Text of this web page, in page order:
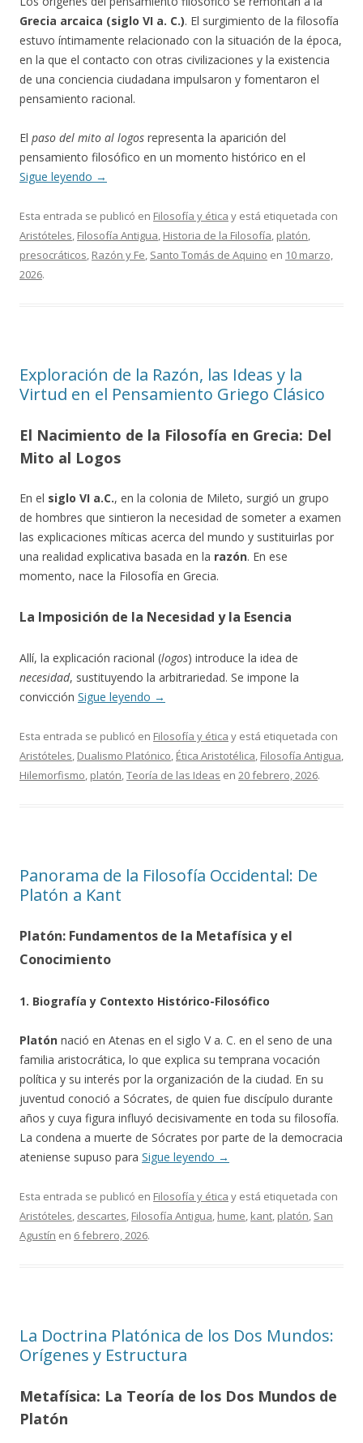
Grecia arcaica (siglo VI a. C.). El surgimiento de la filosofía
estuvo íntimamente relacionado con la situación de la época,
en la que el contacto con otras civilizaciones y la existencia
de una conciencia ciudadana impulsaron y fomentaron el
pensamiento racional.
El paso del mito al logos representa la aparición del
pensamiento filosófico en un momento histórico en el
Sigue leyendo →
Esta entrada se publicó en Filosofía y ética y está etiquetada con
Aristóteles, Filosofía Antigua, Historia de la Filosofía, platón,
presocráticos, Razón y Fe, Santo Tomás de Aquino en 10 marzo,
2026.
Exploración de la Razón, las Ideas y la
Virtud en el Pensamiento Griego Clásico
El Nacimiento de la Filosofía en Grecia: Del
Mito al Logos
En el siglo VI a.C., en la colonia de Mileto, surgió un grupo
de hombres que sintieron la necesidad de someter a examen
las explicaciones míticas acerca del mundo y sustituirlas por
una realidad explicativa basada en la razón. En ese
momento, nace la Filosofía en Grecia.
La Imposición de la Necesidad y la Esencia
Allí, la explicación racional (logos) introduce la idea de
necesidad, sustituyendo la arbitrariedad. Se impone la
convicción Sigue leyendo →
Esta entrada se publicó en Filosofía y ética y está etiquetada con
Aristóteles, Dualismo Platónico, Ética Aristotélica, Filosofía Antigua,
Hilemorfismo, platón,Teoría de las Ideas en 20 febrero, 2026.
Panorama de la Filosofía Occidental: De
Platón a Kant
Platón: Fundamentos de la Metafísica y el
Conocimiento
1. Biografía y Contexto Histórico-Filosófico
Platón nació en Atenas en el siglo V a. C. en el seno de una
familia aristocrática, lo que explica su temprana vocación
política y su interés por la organización de la ciudad. En su
juventud conoció a Sócrates, de quien fue discípulo durante
años y cuya figura influyó decisivamente en toda su filosofía.
La condena a muerte de Sócrates por parte de la democracia
ateniense supuso para Sigue leyendo →
Esta entrada se publicó en Filosofía y ética y está etiquetada con
Aristóteles, descartes, Filosofía Antigua, hume, kant, platón, San
Agustín en 6 febrero, 2026.
La Doctrina Platónica de los Dos Mundos:
Orígenes y Estructura
Metafísica: La Teoría de los Dos Mundos de
Platón